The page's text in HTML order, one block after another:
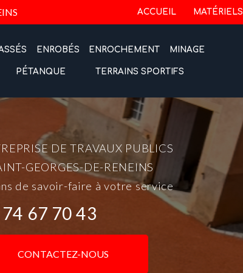
Navigation secondaire
ACCUEIL MATÉRIELS
ENROBÉS ENROCHEMENT MINAGE
PÉTANQUE TERRAINS SPORTIFS
DE TRAVAUX PUBLICS
GEORGES-DE-RENEINS
de savoir-faire à votre service
67 70 43
CONTACTEZ-NOUS